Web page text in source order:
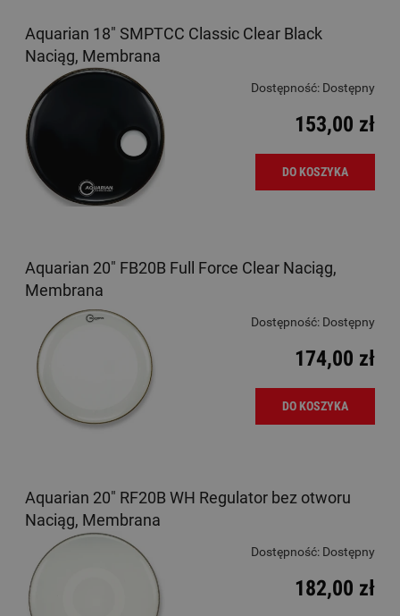
Aquarian 18" SMPTCC Classic Clear Black
Naciąg, Membrana
Dostępność: Dostępny
153,00 zł
DO KOSZYKA
Aquarian 20" FB20B Full Force Clear Naciąg,
Membrana
Dostępność: Dostępny
174,00 zł
DO KOSZYKA
Aquarian 20" RF20B WH Regulator bez otworu
Naciąg, Membrana
Dostępność: Dostępny
182,00 zł